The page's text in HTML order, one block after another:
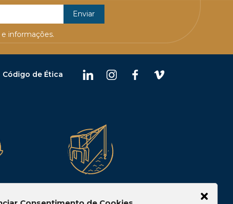
informações.
Código de Ética